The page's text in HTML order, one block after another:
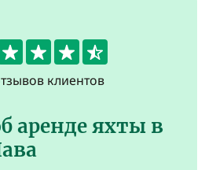
клиентов
аренде яхты в